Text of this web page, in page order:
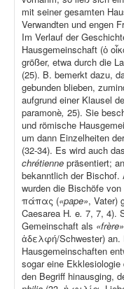
mit seiner gesamten
Verwandten und engen
Im Verlauf der
Hausgemeinschaft (ὁ
größer, etwa durch die
(25). B. bemerkt dazu,
gebunden blieben,
aufgrund einer Klausel
paramonè, 25). Sie
und römische
um dann Einzelheiten
(32-34). Es wird auch
chrétienne präsentiert;
bekanntlich der Bischof.
wurden die Bischöfe
πάπας («pape», Vater)
Caesarea H. e. 7, 7, 4).
Gemeinschaft als «frère»
ἀδελφή/Schwester) an.
Hausgemeinschaften
sogar eine Ekklesiologie
den Begriff hinausging,